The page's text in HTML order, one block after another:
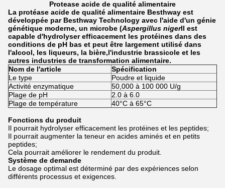
Protease acide de qualité alimentaire
La protéase acide de qualité alimentaire Besthway est
développée par Besthway Technology avec l'aide d'un génie
génétique moderne, un microbe (Aspergillus nigerIl est
capable d'hydrolyser efficacement les protéines dans des
conditions de pH bas et peut être largement utilisé dans
l'alcool, les liqueurs, la bière,l'industrie brassicole et les
autres industries de transformation alimentaire.
Nom de l'article
Spécification
Le type
Poudre et liquide
Activité enzymatique
50,000 à 100 000 U/g
Plage de pH
2.0 à 6.0
Plage de température
40°C à 65°C
Fonctions du produit
Il pourrait hydrolyser efficacement les protéines et les peptides;
Il pourrait augmenter la teneur en acides aminés et en petits
peptides;
Cela pourrait améliorer le rendement du produit.
Système de demande
Le dosage optimal est déterminé par des expériences selon
différents processus et exigences.